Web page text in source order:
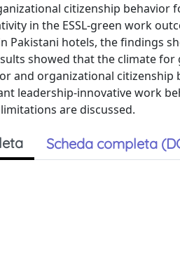
citizenship behavior
in the ESSL-green work
Pakistani hotels, the findings
showed that the climate
and organizational
leadership-innovative work
are discussed.
Scheda completa